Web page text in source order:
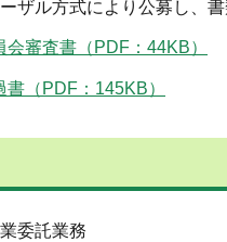
ル方式により公募し、
審査書（PDF：44KB）
書（PDF：145KB）
委託業務